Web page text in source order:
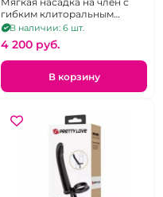
"Romance" фиолетовая
гибким клиторальным
отростком с вибрацией,
перезаряжаемая
В наличии: 6 шт.
4 200 pуб.
В корзину